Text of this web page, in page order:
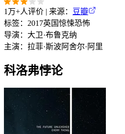
1万+人评价 | 来源：
豆瓣
标签： 2017英国惊悚恐怖
导演： 大卫·布鲁克纳
主演： 拉菲·斯波阿舍尔·阿里
科洛弗悖论